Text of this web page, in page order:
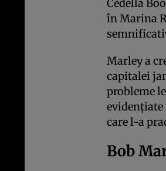
Cedella
în Marina
Marley a
capitalei
probleme
care l-a
Bob